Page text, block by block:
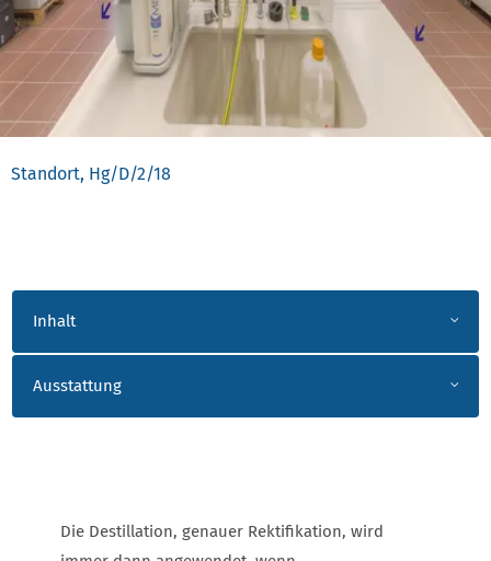
Standort, Hg/D/2/18
INTRO_AKKORDEON
Inhalt
Ausstattung
Die Destillation, genauer Rektifikation, wird